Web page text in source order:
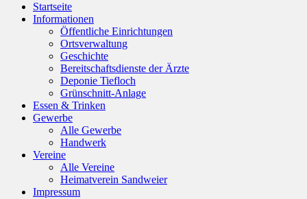
Startseite
Informationen
Öffentliche Einrichtungen
Ortsverwaltung
Geschichte
Bereitschaftsdienste der Ärzte
Deponie Tiefloch
Grünschnitt-Anlage
Essen & Trinken
Gewerbe
Alle Gewerbe
Handwerk
Vereine
Alle Vereine
Heimatverein Sandweier
Impressum